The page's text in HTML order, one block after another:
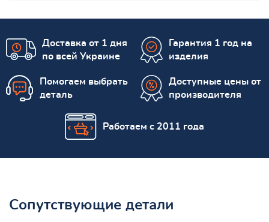
Доставка от 1 дня
по всей Украине
Гарантия 1 год на
изделия
Помогаем выбрать
деталь
Доступные цены от
производителя
Работаем с 2011 года
Сопутствующие детали